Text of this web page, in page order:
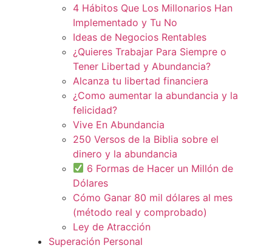
4 Hábitos Que Los Millonarios Han
Implementado y Tu No
Ideas de Negocios Rentables
¿Quieres Trabajar Para Siempre o
Tener Libertad y Abundancia?
Alcanza tu libertad financiera
¿Como aumentar la abundancia y la
felicidad?
Vive En Abundancia
250 Versos de la Biblia sobre el
dinero y la abundancia
6 Formas de Hacer un Millón de
Dólares
Cómo Ganar 80 mil dólares al mes
(método real y comprobado)
Ley de Atracción
Superación Personal